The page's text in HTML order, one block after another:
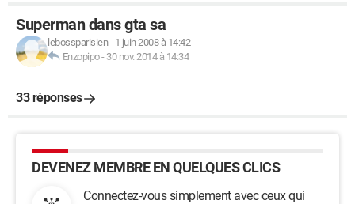
Superman dans gta sa
lebossparisien- 1 juin 2008 à 14:42
Enzopipo- 30 nov. 2014 à 14:34
33 réponses
DEVENEZ MEMBRE EN QUELQUES CLICS
Connectez-vous simplement avec ceux qui